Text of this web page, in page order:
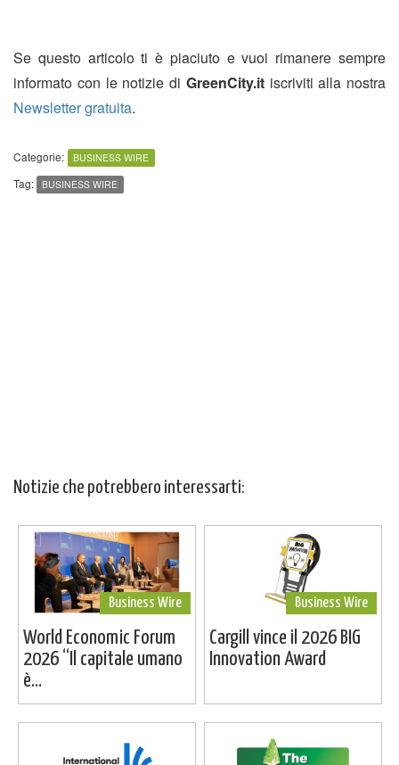
Se questo articolo ti è piaciuto e vuoi rimanere sempre
informato con le notizie di GreenCity.itiscriviti alla nostra
Newsletter gratuita.
Categorie: BUSINESS WIRE
Tag: BUSINESS WIRE
Notizie che potrebbero interessarti:
Business Wire
World Economic Forum
2026 “Il capitale umano
è...
Business Wire
Cargill vince il 2026 BIG
Innovation Award